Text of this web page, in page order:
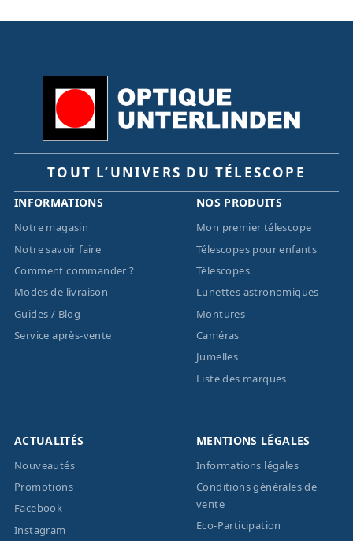
TOUT L’UNIVERS DU TÉLESCOPE
INFORMATIONS
Notre magasin
Notre savoir faire
Comment commander ?
Modes de livraison
Guides / Blog
Service après-vente
NOS PRODUITS
Mon premier télescope
Télescopes pour enfants
Télescopes
Lunettes astronomiques
Montures
Caméras
Jumelles
Liste des marques
ACTUALITÉS
Nouveautés
Promotions
Facebook
Instagram
MENTIONS LÉGALES
Informations légales
Conditions générales de
vente
Eco-Participation